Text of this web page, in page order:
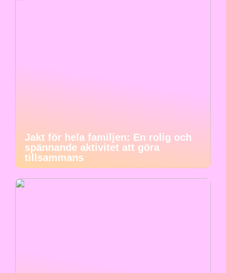
Jakt för hela familjen: En rolig och
spännande aktivitet att göra
tillsammans